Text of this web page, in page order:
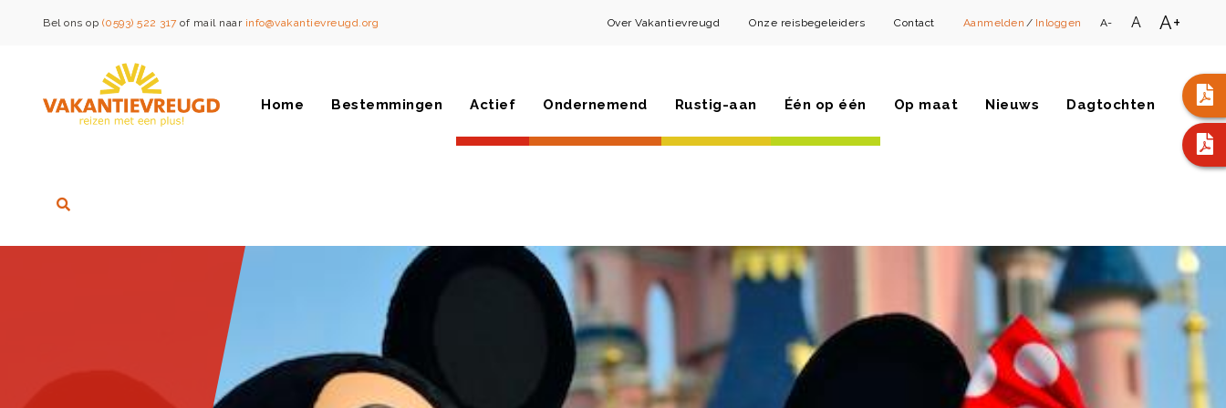
Bel ons op (0593) 522 317 of mail naar info@vakantievreugd.org Over Vakantievreugd Onze reisbegeleiders Contact Aanmelden / Inloggen A- A A+
Home Bestemmingen Actief Ondernemend Rustig-aan Één op één Op maat Nieuws Dagtochten